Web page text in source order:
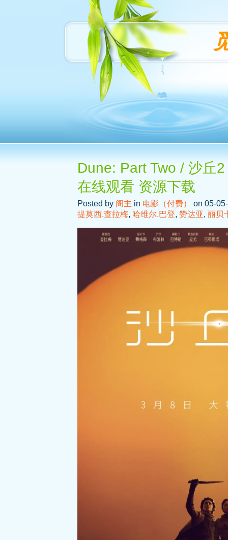
Dune: Part Two / 沙丘
在线观看 资源下载
Posted by 阁主 in 电影（付费）
on 05-
提莫西.查拉梅, 哈维尔.巴登, 赞达亚, 丽贝